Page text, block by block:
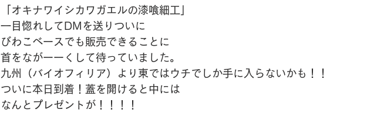
「オキナワイシカワガエルの漆喰細工」
一目惚れしてDMを送りついに
びわこベースでも販売できることに
首をながーーくして待っていました。
九州（バイオフィリア）より東ではウチでしか手に入らないかも！！
ついに本日到着！蓋を開けると中には
なんとプレゼントが！！！！